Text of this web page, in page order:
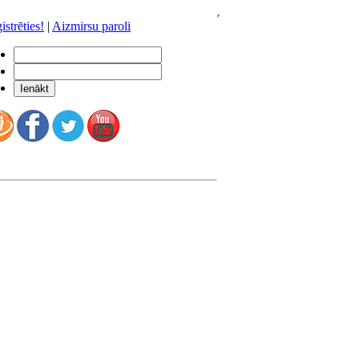
| Aizmirsu paroli